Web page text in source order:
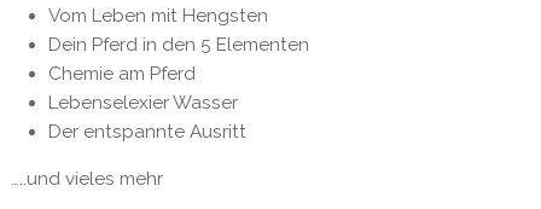
Vom Leben mit Hengsten
Dein Pferd in den 5 Elementen
Chemie am Pferd
Lebenselexier Wasser
Der entspannte Ausritt
…..und vieles mehr